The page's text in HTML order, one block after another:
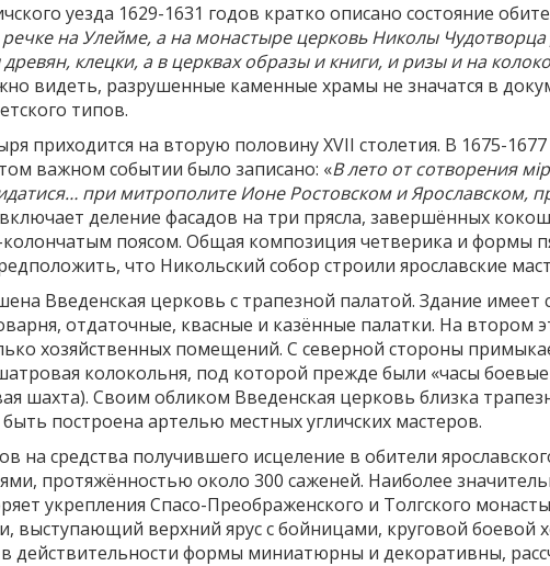
уезда 1629-1631 годов кратко описано состояние
на Улейме, а на монастыре церковь Николы
клецки, а в церквах образы и книги, и ризы и на
видеть, разрушенные каменные храмы не значатся в
типов.
приходится на вторую половину XVII столетия. В 1675-
важном событии было записано: «В лето от сотворения
при митрополите Ионе Ростовском и Ярославском,
деление фасадов на три прясла, завершённых
поясом. Общая композиция четверика и формы
что Никольский собор строили ярославские
Введенская церковь с трапезной палатой. Здание
отдаточные, квасные и казённые палатки. На втором
хозяйственных помещений. С северной стороны
колокольня, под которой прежде были «часы боевые
шахта). Своим обликом Введенская церковь близка
построена артелью местных угличских мастеров.
на средства получившего исцеление в обители
протяжённостью около 300 саженей. Наиболее
укрепления Спасо-Преображенского и Толгского
выступающий верхний ярус с бойницами, круговой боевой
в действительности формы миниатюрны и декоративны,